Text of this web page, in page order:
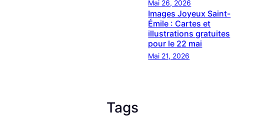
Mai 26, 2026
Images Joyeux Saint-
Émile : Cartes et
illustrations gratuites
pour le 22 mai
Mai 21, 2026
Tags